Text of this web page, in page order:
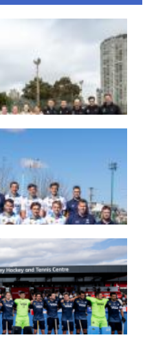
2026
femenino de hockey disputará
El debut será ante Estados Unidos.
2026
masculino de hockey disputará
El debut será ante Japón.